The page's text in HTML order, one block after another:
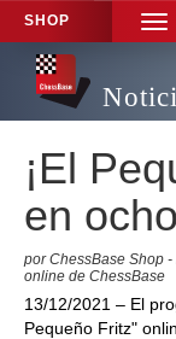
SHOP
¡El
en
por ChessBase Shop
online de ChessBase
13/12/2021 – El
Pequeño Fritz"